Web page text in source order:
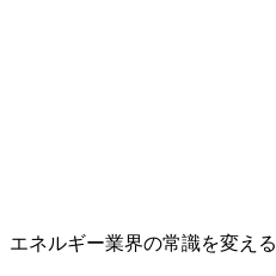
エネルギー業界の常識を変える